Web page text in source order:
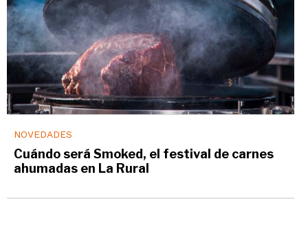
NOVEDADES
Cuándo será Smoked, el festival de carnes
ahumadas en La Rural